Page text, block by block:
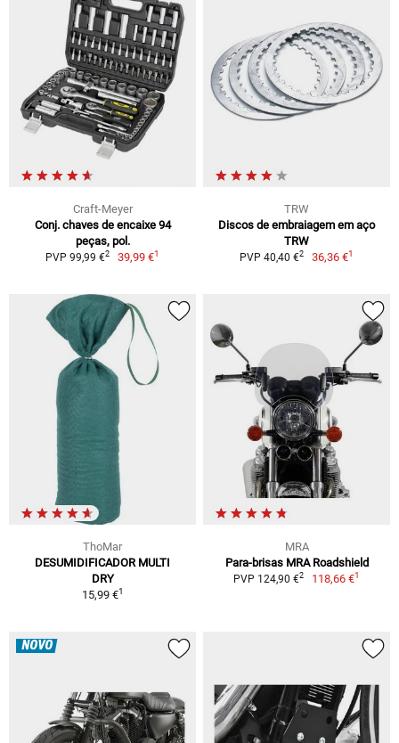
Craft-Meyer
Conj. chaves de encaixe 94
peças, pol.
PVP 99,99 €2 39,99 €1
TRW
Discos de embraiagem em aço
TRW
PVP 40,40 €2 36,36 €1
ThoMar
DESUMIDIFICADOR MULTI
DRY
15,99 €1
MRA
Para-brisas MRA Roadshield
PVP 124,90 €2 118,66 €1
NOVO